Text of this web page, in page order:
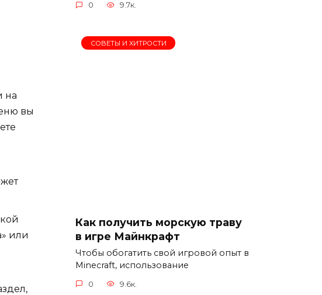
на
вы
или
0 9.7к.
СОВЕТЫ И ХИТРОСТИ
Как получить морскую траву
в игре Майнкрафт
Чтобы обогатить свой игровой опыт в
Minecraft, использование
0 9.6к.